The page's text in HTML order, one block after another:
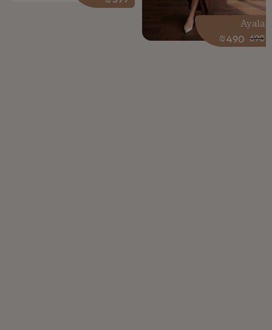
690
490
₪
Ayala